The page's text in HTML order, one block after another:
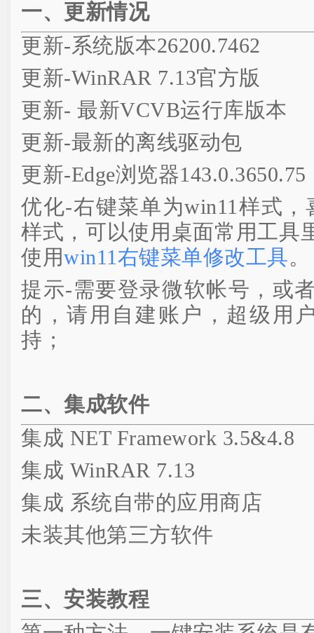
一、更新情况
更新-系统版本26200.7462
更新-WinRAR 7.13官方版
更新- 最新VCVB运行库版本
更新-最新的离线驱动包
更新-Edge浏览器143.0.3650.75
优化-右键菜单为win11样式，
样式，可以使用桌面常用工具
使用win11右键菜单修改工具。
提示-需要登录微软帐号，或
的，请用自建账户，超级用
持；
二、集成软件
集成 NET Framework 3.5&4.8
集成 WinRAR 7.13
集成 系统自带的应用商店
未装其他第三方软件
三、安装教程